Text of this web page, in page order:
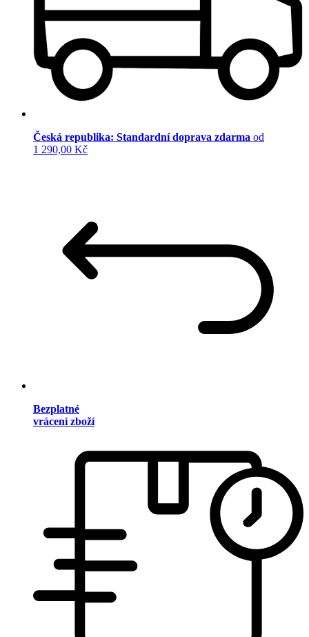
Česká republika: Standardní doprava zdarma od
1 290,00 Kč
Bezplatné
vrácení zboží